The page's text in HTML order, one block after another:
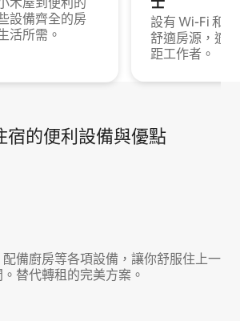
設備齊全的房
活所需。
設有 Wi-Fi 和
舒適房源，適
距工作者。
宿的便利設備與優點
備廚房等各項設備，讓你舒服住上一
替代轉租的完美方案。